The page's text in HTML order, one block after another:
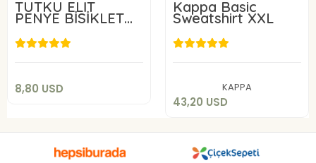
TUTKU ELİT
PENYE BİSİKLET
YAKA
8,80 USD
8,80 USD
Kappa Basic
Sweatshirt XXL
KAPPA
43,20 USD
43,20 USD